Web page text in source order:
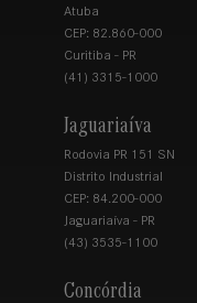
Atuba
CEP: 82.860-000
Curitiba - PR
(41) 3315-1000
Jaguariaíva
Rodovia PR 151 SN
Distrito Industrial
CEP: 84.200-000
Jaguariaíva - PR
(43) 3535-1100
Concórdia